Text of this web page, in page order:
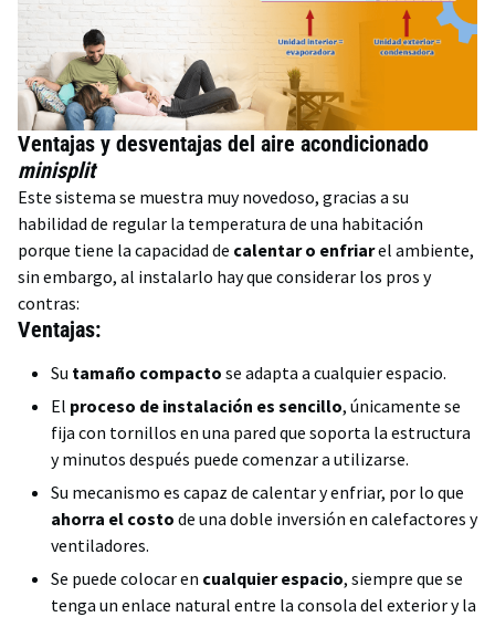
Ventajas y desventajas del aire acondicionado
minisplit
Este sistema se muestra muy novedoso, gracias a su
habilidad de regular la temperatura de una habitación
porque tiene la capacidad de calentar o enfriarel ambiente,
sin embargo, al instalarlo hay que considerar los pros y
contras:
Ventajas:
Su tamaño compacto se adapta a cualquier espacio.
El proceso de instalación es sencillo, únicamente se
fija con tornillos en una pared que soporta la estructura
y minutos después puede comenzar a utilizarse.
Su mecanismo es capaz de calentar y enfriar, por lo que
ahorra el costo de una doble inversión en calefactores y
ventiladores.
Se puede colocar en cualquier espacio, siempre que se
tenga un enlace natural entre la consola del exterior y la